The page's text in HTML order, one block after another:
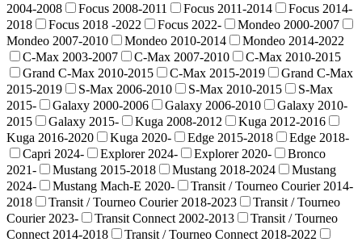
2004-2008
Focus 2008-2011 Focus 2011-2014
Focus 2014-
2018
Focus 2018 -2022 Focus 2022-
Mondeo 2000-2007
Mondeo 2007-2010
Mondeo 2010-2014
Mondeo 2014-2022
C-Max 2003-2007
C-Max 2007-2010
C-Max 2010-2015
Grand C-Max 2010-2015
C-Max 2015-2019
Grand C-Max
2015-2019
S-Max 2006-2010 S-Max 2010-2015
S-Max
2015-
Galaxy 2000-2006 Galaxy 2006-2010
Galaxy 2010-
2015
Galaxy 2015- Kuga 2008-2012
Kuga 2012-2016
Kuga 2016-2020
Kuga 2020- Edge 2015-2018
Edge 2018-
Capri 2024-
Explorer 2024- Explorer 2020-
Bronco
2021-
Mustang 2015-2018 Mustang 2018-2024
Mustang
2024-
Mustang Mach-E 2020-
Transit / Tourneo Courier 2014-
2018
Transit / Tourneo Courier 2018-2023
Transit / Tourneo
Courier 2023-
Transit Connect 2002-2013
Transit / Tourneo
Connect 2014-2018
Transit / Tourneo Connect 2018-2022